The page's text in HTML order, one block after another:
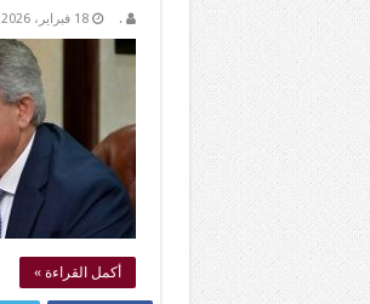
. 18 فبراير، 2026
أكمل القراءة »